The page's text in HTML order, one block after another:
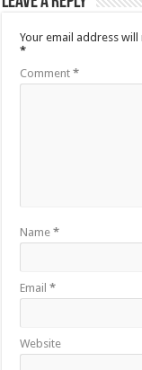
Your email address
*
Comment*
Name*
Email*
Website